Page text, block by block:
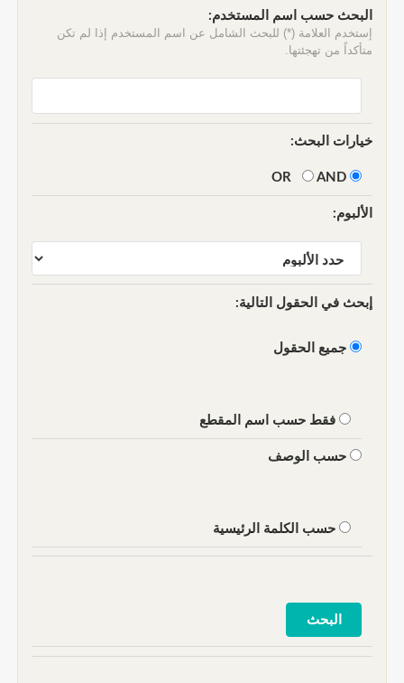
البحث حسب اسم المستخدم:
إستخدم العلامة (*) للبحث الشامل عن اسم المستخدم إذا لم تكن
متأكداً من تهجئتها.
خيارات البحث:
AND
الألبوم:
إبحث في الحقول التالية:
جميع الحقول
فقط حسب اسم المقطع
حسب الوصف
حسب الكلمة الرئيسية